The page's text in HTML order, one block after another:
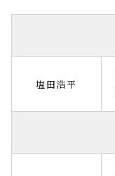
塩田浩平